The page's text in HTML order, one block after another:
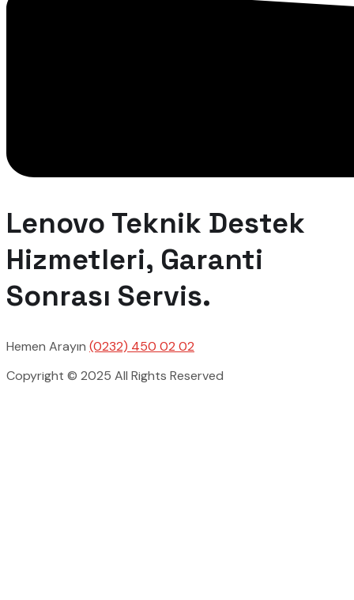
Lenovo Teknik Destek
Hizmetleri, Garanti
Sonrası Servis.
Hemen Arayın (0232) 450 02 02
Copyright © 2025 All Rights Reserved